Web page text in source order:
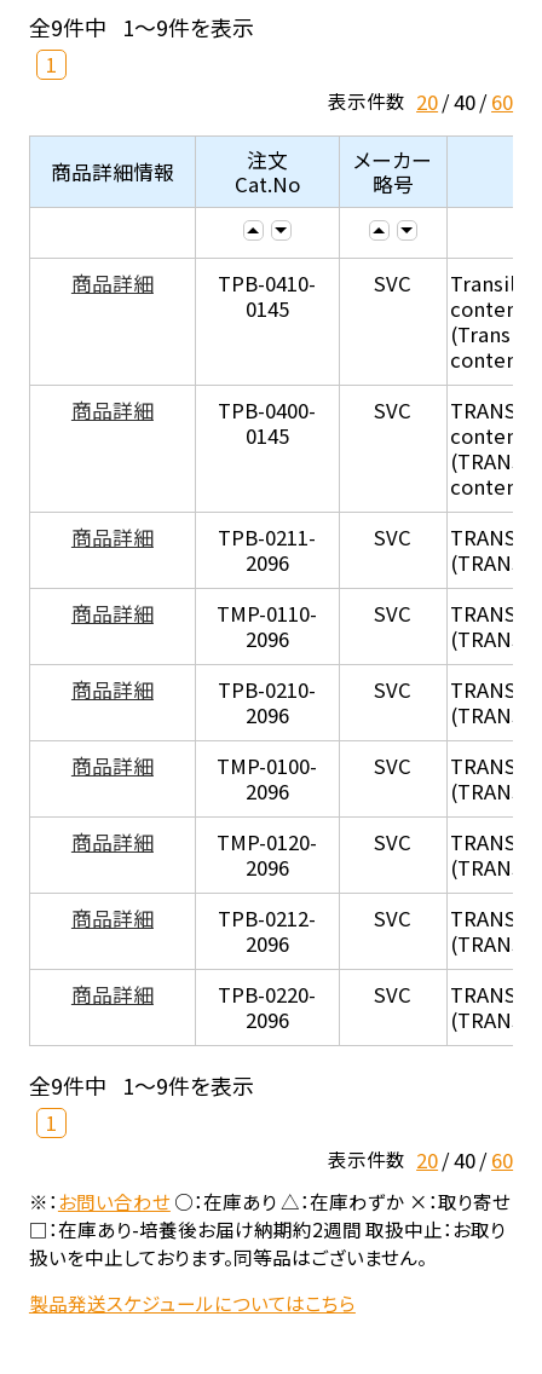
全9件中 1～9件を表示
1
表示件数 20 40 60
商品詳細情報
注文
Cat.No
メーカー
略号
商品詳細
TPB-0410-
0145
SVC
Transil
content
(Transil
content
商品詳細
TPB-0400-
0145
SVC
content
content
商品詳細
TPB-0211-
2096
SVC TRANSIL
商品詳細
TMP-0110-
2096
SVC TRANSIL
商品詳細
TPB-0210-
2096
SVC TRANSIL
商品詳細
TMP-0100-
2096
SVC TRANSIL
商品詳細
TMP-0120-
2096
SVC TRANSIL
商品詳細
TPB-0212-
2096
SVC TRANSIL
商品詳細
TPB-0220-
2096
SVC TRANSIL
全9件中 1～9件を表示
1
表示件数 20 40 60
※：お問い合わせ○：在庫あり △：在庫わずか ×：取り寄せ
□：在庫あり-培養後お届け納期約2週間 取扱中止：お取り
扱いを中止しております。同等品はございません。
製品発送スケジュールについてはこちら